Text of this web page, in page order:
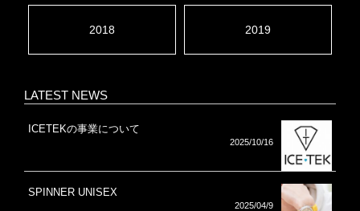
2018 2019
LATEST NEWS
ICETEKの事業について
2025/10/16
SPINNER UNISEX
2025/04/9